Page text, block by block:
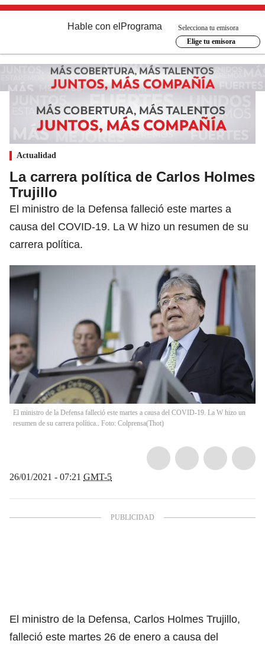
Hable con el Programa
Selecciona tu emisora
Elige tu emisora
Actualidad
La carrera política de Carlos Holmes
Trujillo
El ministro de la Defensa falleció este martes a
causa del COVID-19. La W hizo un resumen de su
carrera política.
El ministro de la Defensa falleció este martes a causa del COVID-19. La W hizo un
resumen de su carrera política.. Foto: Colprensa(Thot)
26/01/2021 - 07:21 GMT-5
El ministro de la Defensa, Carlos Holmes Trujillo,
falleció este martes 26 de enero a causa del